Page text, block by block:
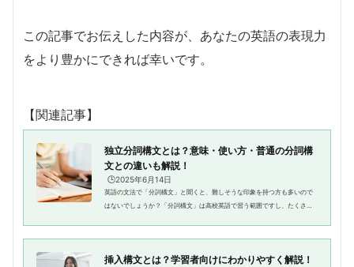
この記事でお伝えした内容が、あなたの英語の表現力
をより豊かにできれば幸いです。
【関連記事】
独立分詞構文とは？意味・使い方・普通の分詞構
文との違いも解説！
🕒️2025年6月14日
英語の文法で「分詞構文」と聞くと、難しそうな印象を持つ方も多いので
はないでしょうか？「分詞構文」は高校英語で習う範囲ですし、たくさん
挿入構文とは？学習者向けにわかりやすく解説！